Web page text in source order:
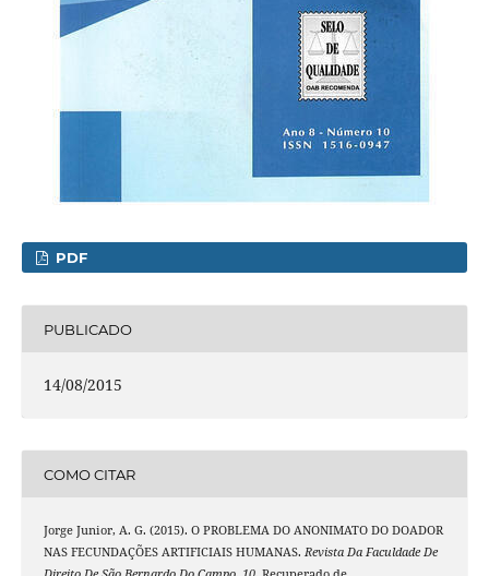
PDF
PUBLICADO
14/08/2015
COMO CITAR
Jorge Junior, A. G. (2015). O PROBLEMA DO ANONIMATO DO DOADOR
NAS FECUNDAÇÕES ARTIFICIAIS HUMANAS. Revista Da Faculdade De